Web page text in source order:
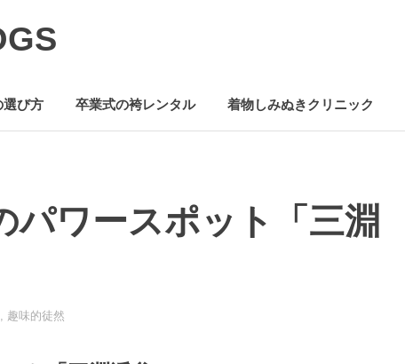
選び方 卒業式の袴レンタル 着物しみぬきクリニック
パワースポット「三淵
趣味的徒然